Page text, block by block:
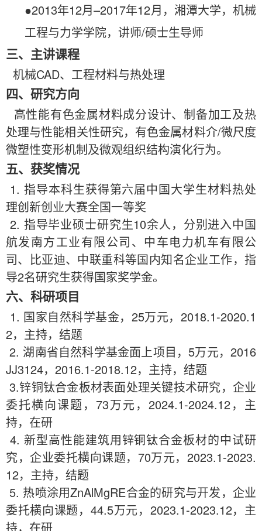
●2013年12月–2017年12月，湘潭大学，机械
工程与力学学院，讲师/硕士生导师
三、主讲课程
机械CAD、工程材料与热处理
四、研究方向
高性能有色金属材料成分设计、制备加工及热
处理与性能相关性研究，有色金属材料介/微尺度
微塑性变形机制及微观组织结构演化行为。
五、获奖情况
1. 指导本科生获得第六届中国大学生材料热处
理创新创业大赛全国一等奖
2. 指导毕业硕士研究生10余人，分别进入中国
航发南方工业有限公司、中车电力机车有限公
司、比亚迪、中联重科等国内知名企业工作，指
导2名研究生获得国家奖学金。
六、 科研项目
1. 国家自然科学基金， 25万元，2018.1-2020.1
2，主持，结题
2. 湖南省自然科学基金面上项目，5万元，2016
JJ3124，2016.1-2018.12，主持，结题
3.锌铜钛合金板材表面处理关键技术研究， 企业
委托横向课题， 73万元，2024.1-2024.12，主
持，在研
4. 新型高性能建筑用锌铜钛合金板材的中试研
究，企业委托横向课题， 70万元，2023.1-2023.
12，主持，结题
5. 热喷涂用ZnAlMgRE合金的研究与开发，企业
委托横向课题， 44.5万元，2023.1-2023.12，主
持，在研